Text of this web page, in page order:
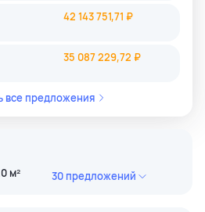
42 143 751,71 ₽
35 087 229,72 ₽
все предложения
м² 30 предложений